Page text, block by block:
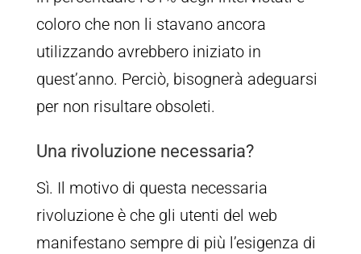
coloro che non li stavano ancora
utilizzando avrebbero iniziato in
quest’anno. Perciò, bisognerà adeguarsi
per non risultare obsoleti.
Una rivoluzione necessaria?
Sì. Il motivo di questa necessaria
rivoluzione è che gli utenti del web
manifestano sempre di più l’esigenza di